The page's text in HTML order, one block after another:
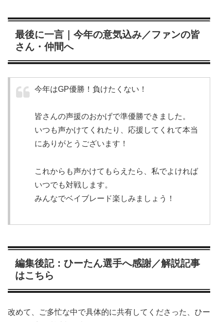
最後に一言｜今年の意気込み／ファンの皆
さん・仲間へ
今年はGP優勝！負けたくない！
皆さんの声援のおかげで準優勝できました。
いつも声かけてくれたり、応援してくれて本当
にありがとうございます！
これからも声かけてもらえたら、私でよければ
いつでも対戦します。
みんなでベイブレード楽しみましょう！
編集後記：ひーたん選手へ感謝／解説記事
はこちら
改めて、ご多忙な中で具体的に共有してくださった、ひー